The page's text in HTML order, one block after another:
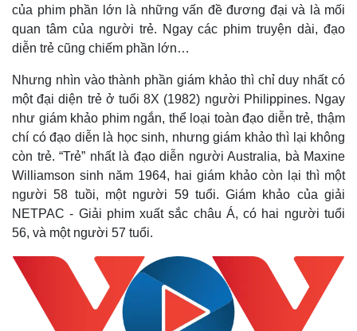
của phim phần lớn là những vấn đề đương đại và là mối
quan tâm của người trẻ. Ngay các phim truyện dài, đạo
diễn trẻ cũng chiếm phần lớn…
Nhưng nhìn vào thành phần giám khảo thì chỉ duy nhất có
một đại diện trẻ ở tuổi 8X (1982) người Philippines. Ngay
như giám khảo phim ngắn, thể loại toàn đạo diễn trẻ, thậm
chí có đạo diễn là học sinh, nhưng giám khảo thì lại không
còn trẻ. “Trẻ” nhất là đạo diễn người Australia, bà Maxine
Williamson sinh năm 1964, hai giám khảo còn lại thì một
người 58 tuồi, một người 59 tuổi. Giám khảo của giải
NETPAC - Giải phim xuất sắc châu Á, có hai người tuổi
56, và một người 57 tuổi.